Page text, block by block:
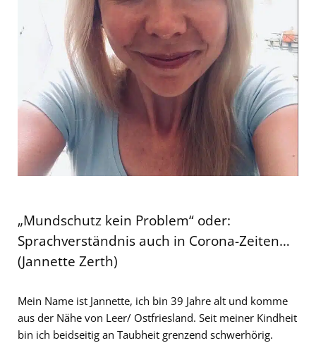
„Mundschutz kein Problem“ oder:
Sprachverständnis auch in Corona-Zeiten…
(Jannette Zerth)
Mein Name ist Jannette, ich bin 39 Jahre alt und komme
aus der Nähe von Leer/ Ostfriesland. Seit meiner Kindheit
bin ich beidseitig an Taubheit grenzend schwerhörig.